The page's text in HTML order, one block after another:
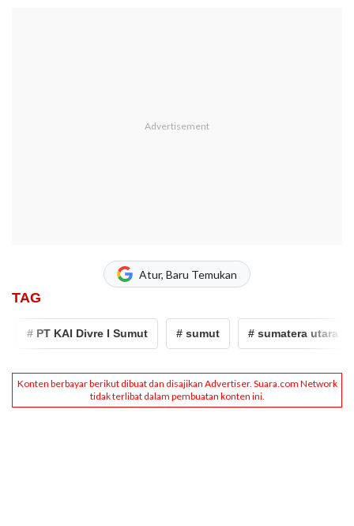
Atur, Baru Temukan
TAG
# PT KAI Divre I Sumut # sumut # sumatera utara